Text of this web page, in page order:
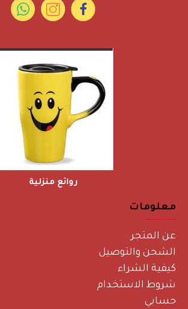
روائع منزلية
معلومات
عن المتجر
الشحن والتوصيل
كيفية الشراء
شروط الاستخدام
حسابي